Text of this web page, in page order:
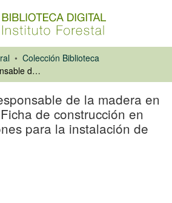
Colección Biblioteca
Programa uso responsable de la madera en la construcción. Ficha de construcción en madera. Soluciones para la instalación de yeso cartón
de la madera en
de construcción en
para la instalación de